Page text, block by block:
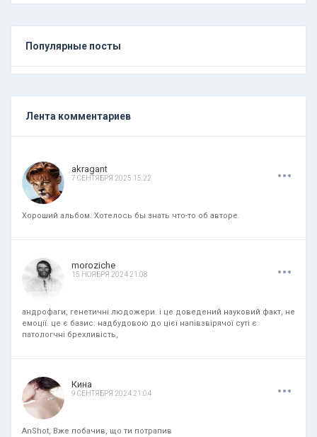
Популярные посты
Лента комментариев
akragant
7 СЕНТЯБРЯ 2025 15:22 ...
Хороший альбом. Хотелось бы знать что-то об авторе.
moroziche
15 НОЯБРЯ 2024 21:08 ...
андрофаги, генетичні людожери. і це доведений науковий факт, не
емоції. це є базис. надбудовою до цієї напівзвірячої суті є
патологчні брехливість,
Кина
9 СЕНТЯБРЯ 2024 21:04 ...
AnShot, Вже побачив, що ти потрапив